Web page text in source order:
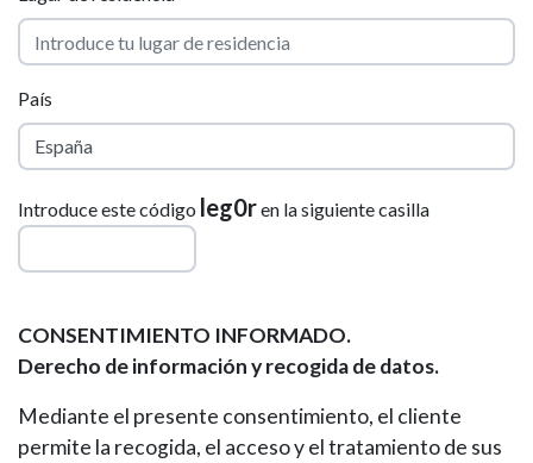
País
Introduce este código leg0ren la siguiente casilla
CONSENTIMIENTO INFORMADO.
Derecho de información y recogida de datos.
Mediante el presente consentimiento, el cliente
permite la recogida, el acceso y el tratamiento de sus